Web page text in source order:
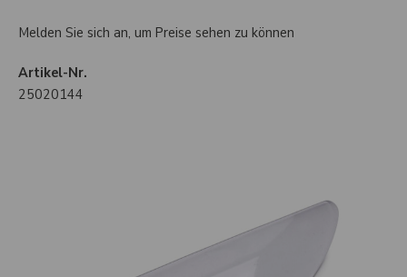
Melden Sie sich an, um Preise sehen zu können
Artikel-Nr.
25020144